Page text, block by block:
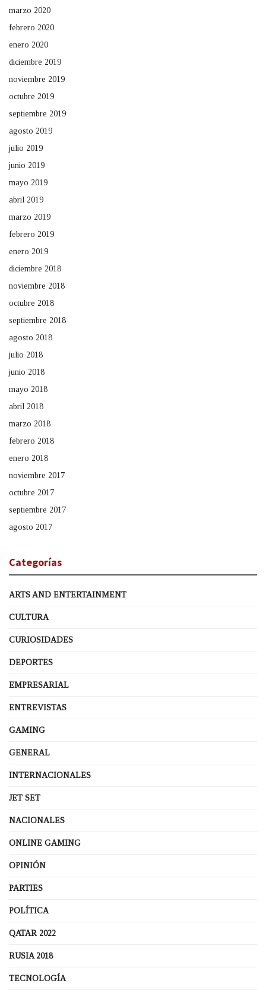
marzo 2020
febrero 2020
enero 2020
diciembre 2019
noviembre 2019
octubre 2019
septiembre 2019
agosto 2019
julio 2019
junio 2019
mayo 2019
abril 2019
marzo 2019
febrero 2019
enero 2019
diciembre 2018
noviembre 2018
octubre 2018
septiembre 2018
agosto 2018
julio 2018
junio 2018
mayo 2018
abril 2018
marzo 2018
febrero 2018
enero 2018
noviembre 2017
octubre 2017
septiembre 2017
agosto 2017
Categorías
ARTS AND ENTERTAINMENT
CULTURA
CURIOSIDADES
DEPORTES
EMPRESARIAL
ENTREVISTAS
GAMING
GENERAL
INTERNACIONALES
JET SET
NACIONALES
ONLINE GAMING
OPINIÓN
PARTIES
POLÍTICA
QATAR 2022
RUSIA 2018
TECNOLOGÍA